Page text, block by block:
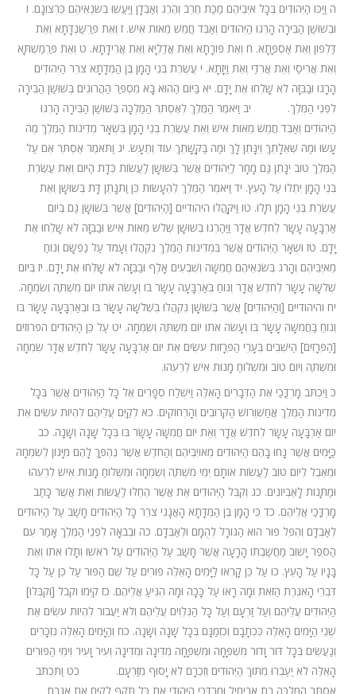
ה וַיַּכּוּ הַיְּהוּדִים בְּכָל אֹיְבֵיהֶם מַכַּת חֶרֶב וְהֶרֶג וְאַבְדָן וַיַּעֲשׂוּ בְשֹׂנְאֵיהֶם כִּרְצוֹנָם. ו
וּבְשׁוּשַׁן הַבִּירָה הָרְגוּ הַיְּהוּדִים וְאַבֵּד חֲמֵשׁ מֵאוֹת אִישׁ. ז וְאֵת פַּרְשַׁנְדָּתָא וְאֵת
דַּלְפוֹן וְאֵת אַסְפָּתָא. ח וְאֵת פּוֹרָתָא וְאֵת אֲדַלְיָא וְאֵת אֲרִידָתָא. ט וְאֵת פַּרְמַשְׁתָּא
וְאֵת אֲרִיסַי וְאֵת אֲרִדַי וְאֵת וַיְזָתָא. י עֲשֶׂרֶת בְּנֵי הָמָן בֶּן הַמְּדָתָא צֹרֵר הַיְּהוּדִים
הָרָגוּ וּבַבִּזָּה לֹא שָׁלְחוּ אֶת יָדָם. יא בַּיּוֹם הַהוּא בָּא מִסְפַּר הַהֲרוּגִים בְּשׁוּשַׁן הַבִּירָה
לִפְנֵי הַמֶּלֶךְ. יב וַיֹּאמֶר הַמֶּלֶךְ לְאֶסְתֵּר הַמַּלְכָּה בְּשׁוּשַׁן הַבִּירָה הָרְגוּ
הַיְּהוּדִים וְאַבֵּד חֲמֵשׁ מֵאוֹת אִישׁ וְאֵת עֲשֶׂרֶת בְּנֵי הָמָן בִּשְׁאָר מְדִינוֹת הַמֶּלֶךְ מֶה
עָשׂוּ וּמַה שְּׁאֵלָתֵךְ וְיִנָּתֵן לָךְ וּמַה בַּקָּשָׁתֵךְ עוֹד וְתֵעָשׂ. יג וַתֹּאמֶר אֶסְתֵּר אִם עַל
הַמֶּלֶךְ טוֹב יִנָּתֵן גַּם מָחָר לַיְּהוּדִים אֲשֶׁר בְּשׁוּשָׁן לַעֲשׂוֹת כְּדָת הַיּוֹם וְאֵת עֲשֶׂרֶת
בְּנֵי הָמָן יִתְלוּ עַל הָעֵץ. יד וַיֹּאמֶר הַמֶּלֶךְ לְהֵעָשׂוֹת כֵּן וַתִּנָּתֵן דָּת בְּשׁוּשָׁן וְאֵת
עֲשֶׂרֶת בְּנֵי הָמָן תָּלוּ. טו וַיִּקָּהֲלוּ היהודיים [הַיְּהוּדִים] אֲשֶׁר בְּשׁוּשָׁן גַּם בְּיוֹם
אַרְבָּעָה עָשָׂר לְחֹדֶשׁ אֲדָר וַיַּהַרְגוּ בְשׁוּשָׁן שְׁלֹשׁ מֵאוֹת אִישׁ וּבַבִּזָּה לֹא שָׁלְחוּ אֶת
יָדָם. טז וּשְׁאָר הַיְּהוּדִים אֲשֶׁר בִּמְדִינוֹת הַמֶּלֶךְ נִקְהֲלוּ וְעָמֹד עַל נַפְשָׁם וְנוֹחַ
מֵאֹיְבֵיהֶם וְהָרֹג בְּשֹׂנְאֵיהֶם חֲמִשָּׁה וְשִׁבְעִים אָלֶף וּבַבִּזָּה לֹא שָׁלְחוּ אֶת יָדָם. יז בְּיוֹם
שְׁלֹשָׁה עָשָׂר לְחֹדֶשׁ אֲדָר וְנוֹחַ בְּאַרְבָּעָה עָשָׂר בּוֹ וְעָשֹׂה אֹתוֹ יוֹם מִשְׁתֶּה וְשִׂמְחָה.
יח והיהודיים [וְהַיְּהוּדִים] אֲשֶׁר בְּשׁוּשָׁן נִקְהֲלוּ בִּשְׁלֹשָׁה עָשָׂר בּוֹ וּבְאַרְבָּעָה עָשָׂר בּוֹ
וְנוֹחַ בַּחֲמִשָּׁה עָשָׂר בּוֹ וְעָשֹׂה אֹתוֹ יוֹם מִשְׁתֶּה וְשִׂמְחָה. יט עַל כֵּן הַיְּהוּדִים הפרוזים
[הַפְּרָזִים] הַיֹּשְׁבִים בְּעָרֵי הַפְּרָזוֹת עֹשִׂים אֵת יוֹם אַרְבָּעָה עָשָׂר לְחֹדֶשׁ אֲדָר שִׂמְחָה
וּמִשְׁתֶּה וְיוֹם טוֹב וּמִשְׁלוֹחַ מָנוֹת אִישׁ לְרֵעֵהוּ.
כ וַיִּכְתֹּב מָרְדֳּכַי אֶת הַדְּבָרִים הָאֵלֶּה וַיִּשְׁלַח סְפָרִים אֶל כָּל הַיְּהוּדִים אֲשֶׁר בְּכָל
מְדִינוֹת הַמֶּלֶךְ אֲחַשְׁוֵרוֹשׁ הַקְּרוֹבִים וְהָרְחוֹקִים. כא לְקַיֵּם עֲלֵיהֶם לִהְיוֹת עֹשִׂים אֵת
יוֹם אַרְבָּעָה עָשָׂר לְחֹדֶשׁ אֲדָר וְאֵת יוֹם חֲמִשָּׁה עָשָׂר בּוֹ בְּכָל שָׁנָה וְשָׁנָה. כב
כַּיָּמִים אֲשֶׁר נָחוּ בָהֶם הַיְּהוּדִים מֵאוֹיְבֵיהֶם וְהַחֹדֶשׁ אֲשֶׁר נֶהְפַּךְ לָהֶם מִיָּגוֹן לְשִׂמְחָה
וּמֵאֵבֶל לְיוֹם טוֹב לַעֲשׂוֹת אוֹתָם יְמֵי מִשְׁתֶּה וְשִׂמְחָה וּמִשְׁלוֹחַ מָנוֹת אִישׁ לְרֵעֵהוּ
וּמַתָּנוֹת לָאֶבְיוֹנִים. כג וְקִבֵּל הַיְּהוּדִים אֵת אֲשֶׁר הֵחֵלּוּ לַעֲשׂוֹת וְאֵת אֲשֶׁר כָּתַב
מָרְדֳּכַי אֲלֵיהֶם. כד כִּי הָמָן בֶּן הַמְּדָתָא הָאֲגָגִי צֹרֵר כָּל הַיְּהוּדִים חָשַׁב עַל הַיְּהוּדִים
לְאַבְּדָם וְהִפִּל פּוּר הוּא הַגּוֹרָל לְהֻמָּם וּלְאַבְּדָם. כה וּבְבֹאָהּ לִפְנֵי הַמֶּלֶךְ אָמַר עִם
הַסֵּפֶר יָשׁוּב מַחֲשַׁבְתּוֹ הָרָעָה אֲשֶׁר חָשַׁב עַל הַיְּהוּדִים עַל רֹאשׁוֹ וְתָלוּ אֹתוֹ וְאֶת
בָּנָיו עַל הָעֵץ. כו עַל כֵּן קָרְאוּ לַיָּמִים הָאֵלֶּה פוּרִים עַל שֵׁם הַפּוּר עַל כֵּן עַל כָּל
דִּבְרֵי הָאִגֶּרֶת הַזֹּאת וּמָה רָאוּ עַל כָּכָה וּמָה הִגִּיעַ אֲלֵיהֶם. כז קִיְּמוּ וקבל [וְקִבְּלוּ]
הַיְּהוּדִים עֲלֵיהֶם וְעַל זַרְעָם וְעַל כָּל הַנִּלְוִים עֲלֵיהֶם וְלֹא יַעֲבוֹר לִהְיוֹת עֹשִׂים אֵת
שְׁנֵי הַיָּמִים הָאֵלֶּה כִּכְתָבָם וְכִזְמַנָּם בְּכָל שָׁנָה וְשָׁנָה. כח וְהַיָּמִים הָאֵלֶּה נִזְכָּרִים
וְנַעֲשִׂים בְּכָל דּוֹר וָדוֹר מִשְׁפָּחָה וּמִשְׁפָּחָה מְדִינָה וּמְדִינָה וְעִיר וָעִיר וִימֵי הַפּוּרִים
הָאֵלֶּה לֹא יַעַבְרוּ מִתּוֹךְ הַיְּהוּדִים וְזִכְרָם לֹא יָסוּף מִזַּרְעָם. כט וַתִּכְתֹּב
אֶסְתֵּר הַמַּלְכָּה בַת אֲבִיחַיִל וּמָרְדֳּכַי הַיְּהוּדִי אֶת כָּל תֹּקֶף לְקַיֵּם אֵת אִגֶּרֶת